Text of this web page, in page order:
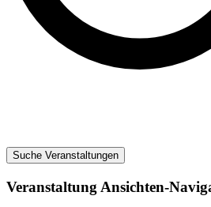
Suche Veranstaltungen
Veranstaltung Ansichten-